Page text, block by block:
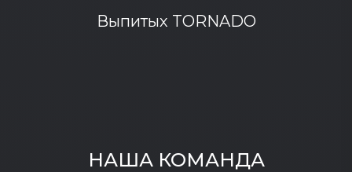
Выпитых TORNADO
НАША КОМАНДА